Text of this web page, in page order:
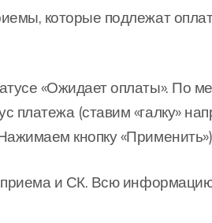
которые подлежат
«Ожидает оплаты». По
платежа (ставим «галку»
кнопку
приема и СК. Всю